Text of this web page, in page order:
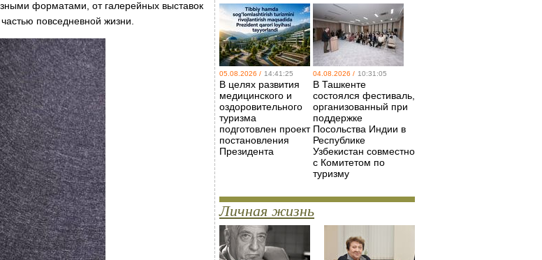
форматами, от галерейных выставок
повседневной жизни.
05.08.2026 / 14:41:25
В целях развития
медицинского и
оздоровительного
туризма
подготовлен проект
постановления
Президента
04.08.2026 / 10:31:05
В Ташкенте
состоялся фестиваль,
организованный при
поддержке
Посольства Индии в
Республике
Узбекистан совместно
с Комитетом по
туризму
Личная жизнь